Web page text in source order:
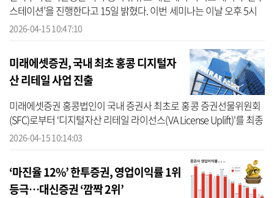
스테이션’을 진행한다고 15일 밝혔다. 이번 세미나는 이날 오후 5시
30분부터 30분간 진행된다. 라이브 세미나 주제는 ‘우주 산업 투자’이
2026-04-15 10:47:10
미래에셋증권, 국내 최초 홍콩 디지털자
산 리테일 사업 진출
미래에셋증권 홍콩법인이 국내 증권사 최초로 홍콩 증권선물위원회
(SFC)로부터 ‘디지털자산 리테일 라이선스(VA License Uplift)'를 최종
승인받았다고 15일 밝혔다. 미래에셋증권 홍콩법인은 오는 6월 모바
2026-04-15 10:14:03
‘마진율 12%’ 한투증권, 영업이익률 1위
등극…대신증권 ‘깜짝 2위’